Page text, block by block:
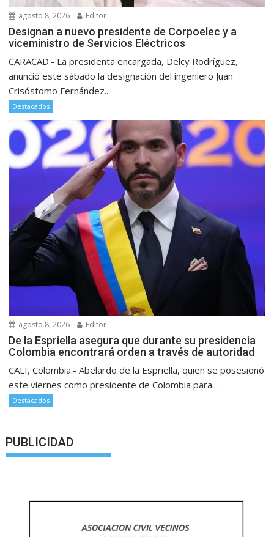
agosto 8, 2026 Editor
Designan a nuevo presidente de Corpoelec y a
viceministro de Servicios Eléctricos
CARACAD.- La presidenta encargada, Delcy Rodríguez,
anunció este sábado la designación del ingeniero Juan
Crisóstomo Fernández...
Destacados
agosto 8, 2026 Editor
De la Espriella asegura que durante su presidencia
Colombia encontrará orden a través de autoridad
CALI, Colombia.- Abelardo de la Espriella, quien se posesionó
este viernes como presidente de Colombia para...
Destacados
PUBLICIDAD